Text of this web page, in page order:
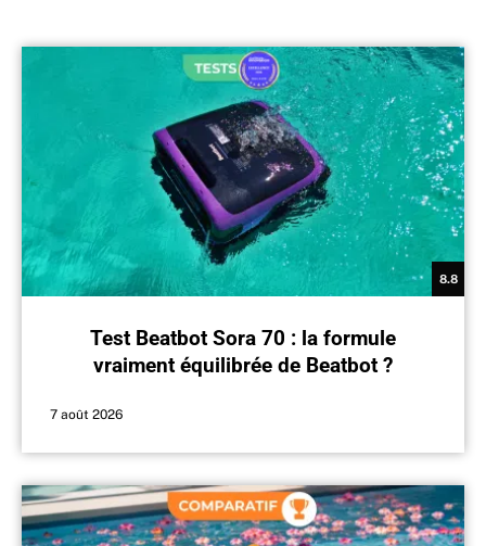
8.8
Test Beatbot Sora 70 : la formule
vraiment équilibrée de Beatbot ?
7 août 2026